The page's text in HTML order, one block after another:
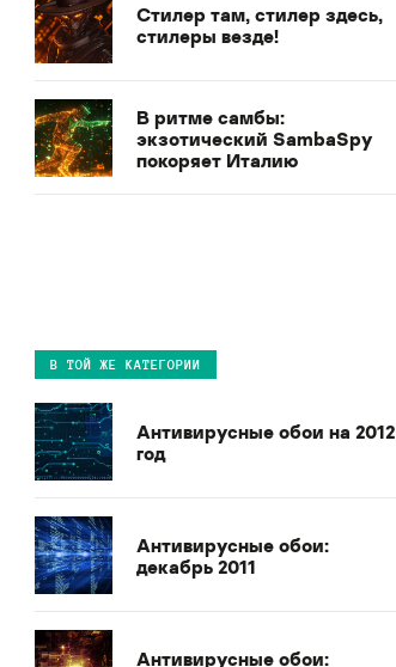
Стилер там, стилер здесь,
стилеры везде!
В ритме самбы:
экзотический SambaSpy
покоряет Италию
В ТОЙ ЖЕ КАТЕГОРИИ
Антивирусные обои на 2012
год
Антивирусные обои:
декабрь 2011
Антивирусные обои: